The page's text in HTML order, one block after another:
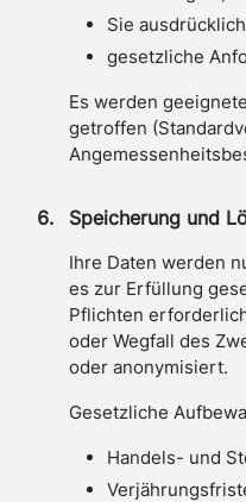
Sie
gesetzliche
Es werden
getroffen
Speicherung und
Ihre Daten werden
es zur Erfüllung
Pflichten
oder Wegfall des
oder anonymisiert.
Gesetzliche
Handels- und